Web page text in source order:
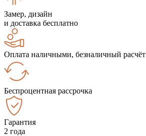
Замер, дизайн
и доставка бесплатно
Оплата наличными, безналичный расчёт
Беспроцентная рассрочка
Гарантия
2 года